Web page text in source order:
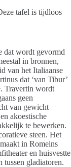
tafel is tijdloos
dat wordt gevormd
in bronnen,
van het Italiaanse
dat ‘van Tibur’
Travertin wordt
geen
van gewicht
akoestische
te bewerken.
steen. Het
in Romeins
en huisvestte
tussen gladiatoren.